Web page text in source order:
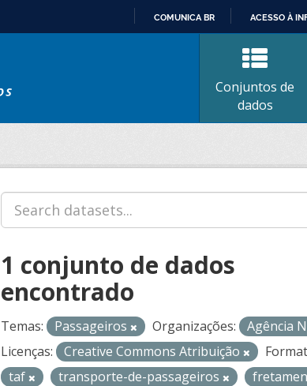
CONTEÚDO
COMUNICA BR ACESSO À
Conjuntos de
dados
1 conjunto de dados
encontrado
Temas: Passageiros Organizações:
Agência
Licenças:
Creative Commons Atribuição
taf
transporte-de-passageiros